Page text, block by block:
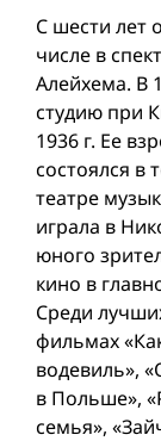
С шести лет
числе в
Алейхема. В
студию при
1936 г. Ее
состоялся в
театре
играла в
юного
кино в
Среди
фильмах
водевиль»,
в Польше»,
семья»,